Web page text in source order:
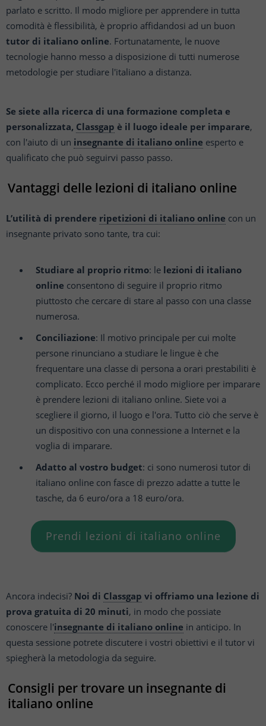
parlato e scritto. Il modo migliore per apprendere in tutta
comodità è flessibilità, è proprio affidandosi ad un buon
tutor di italiano online. Fortunatamente, le nuove
tecnologie hanno messo a disposizione di tutti numerose
metodologie per studiare l'italiano a distanza.
Se siete alla ricerca di una formazione completa e
personalizzata, Classgap è il luogo ideale per imparare,
con l'aiuto di un insegnante di italiano online esperto e
qualificato che può seguirvi passo passo.
Vantaggi delle lezioni di italiano online
L’utilità di prendere ripetizioni di italiano online con un
insegnante privato sono tante, tra cui:
Studiare al proprio ritmo: le lezioni di italiano
online consentono di seguire il proprio ritmo
piuttosto che cercare di stare al passo con una classe
numerosa.
Conciliazione: Il motivo principale per cui molte
persone rinunciano a studiare le lingue è che
frequentare una classe di persona a orari prestabiliti è
complicato. Ecco perché il modo migliore per imparare
è prendere lezioni di italiano online. Siete voi a
scegliere il giorno, il luogo e l'ora. Tutto ciò che serve è
un dispositivo con una connessione a Internet e la
voglia di imparare.
Adatto al vostro budget: ci sono numerosi tutor di
italiano online con fasce di prezzo adatte a tutte le
tasche, da 6 euro/ora a 18 euro/ora.
Prendi lezioni di italiano online
Ancora indecisi? Noi di Classgap vi offriamo una lezione di
prova gratuita di 20 minuti, in modo che possiate
conoscere l'insegnante di italiano online in anticipo. In
questa sessione potrete discutere i vostri obiettivi e il tutor vi
spiegherà la metodologia da seguire.
Consigli per trovare un insegnante di
italiano online